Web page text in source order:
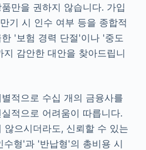
만을 권하지 않습니다. 가입
기 시 인수 여부 등을 종합적
'보험 경력 단절'이나 '중도
감안한 대안을 찾아드립니
적으로 수십 개의 금융사를
적으로 어려움이 따릅니다.
으시더라도, 신뢰할 수 있는
형'과 '반납형'의 총비용 시